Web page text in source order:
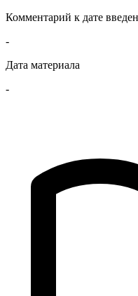
Комментарий к дате
-
Дата материала
-